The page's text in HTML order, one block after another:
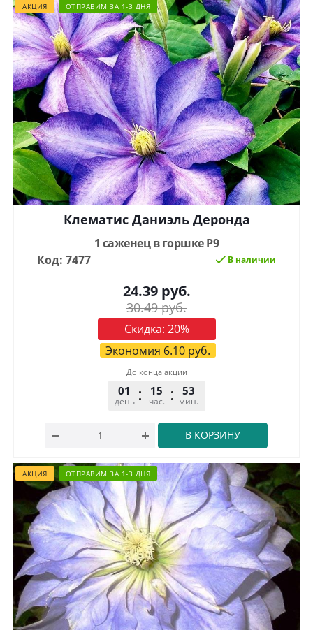
АКЦИЯ ОТПРАВИМ ЗА 1-3 ДНЯ
Клематис Даниэль Деронда
1 саженец в горшке Р9
Код: 7477
В наличии
24.39руб.
30.49руб.
Скидка: 20%
Экономия 6.10руб.
В КОРЗИНУ
До конца акции
01
день
15
час.
53
мин.
АКЦИЯ ОТПРАВИМ ЗА 1-3 ДНЯ